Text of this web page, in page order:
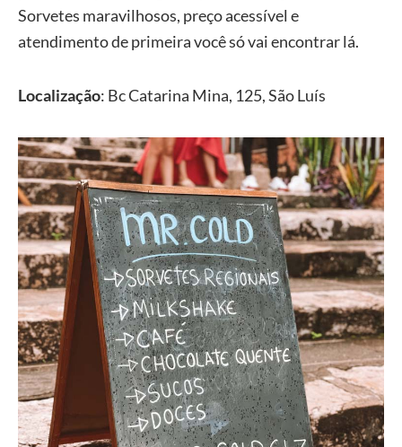
Sorvetes maravilhosos, preço acessível e
atendimento de primeira você só vai encontrar lá.
Localização: Bc Catarina Mina, 125, São Luís